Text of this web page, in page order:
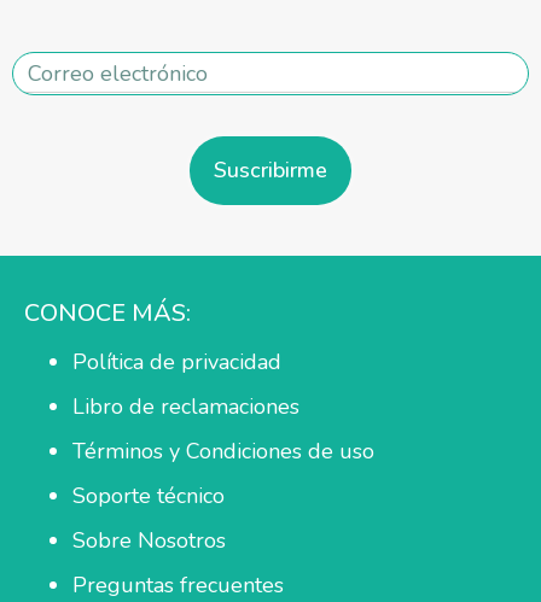
Suscribirme
CONOCE MÁS:
Política de privacidad
Libro de reclamaciones
Términos y Condiciones de uso
Soporte técnico
Sobre Nosotros
Preguntas frecuentes